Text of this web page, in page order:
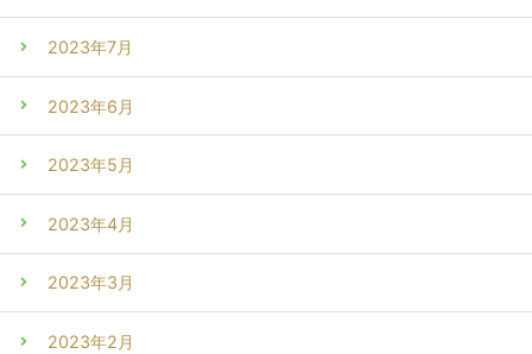
2023年7月
2023年6月
2023年5月
2023年4月
2023年3月
2023年2月